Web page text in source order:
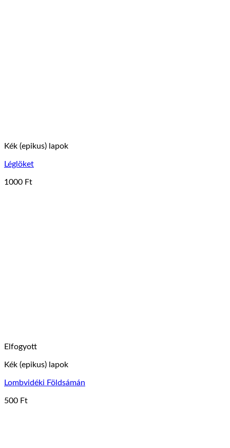
Kék (epikus) lapok
Léglöket
1000 Ft
Elfogyott
Kék (epikus) lapok
Lombvidéki Földsámán
500 Ft